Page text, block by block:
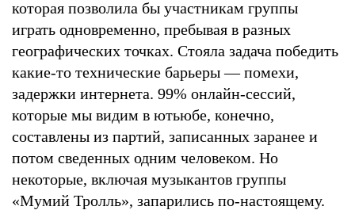
которая позволила бы участникам группы
играть одновременно, пребывая в разных
географических точках. Стояла задача победить
какие-то технические барьеры — помехи,
задержки интернета. 99% онлайн-сессий,
которые мы видим в ютьюбе, конечно,
составлены из партий, записанных заранее и
потом сведенных одним человеком. Но
некоторые, включая музыкантов группы
«Мумий Тролль», запарились по-настоящему.